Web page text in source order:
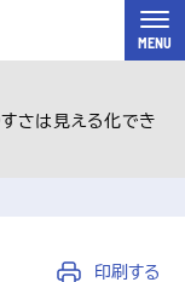
MENU
さは見える化でき
印刷する